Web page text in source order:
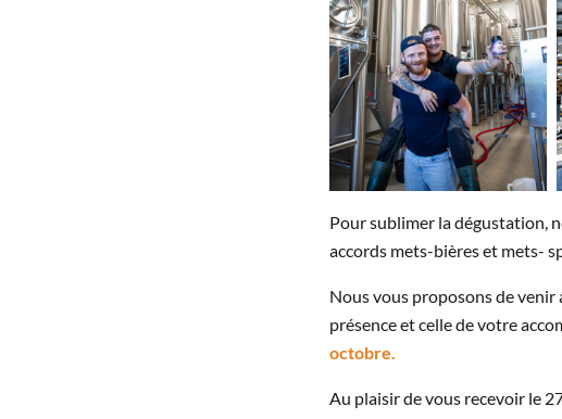
Pour sublimer la dégustation,
accords mets-bières et mets-
Nous vous proposons de
présence et celle de votre
octobre.
Au plaisir de vous recevoir le